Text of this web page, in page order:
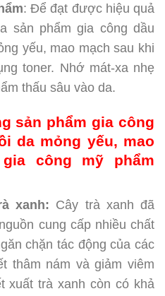
: Để đạt được hiệu quả
sản phẩm gia công dầu
yếu, mao mạch sau khi
toner. Nhớ mát-xa nhẹ
thấu sâu vào da.
sản phẩm gia công
da mỏng yếu, mao
công mỹ phẩm
xanh: Cây trà xanh đã
cung cấp nhiều chất
chặn tác động của các
thâm nám và giảm viêm
xuất trà xanh còn có khả